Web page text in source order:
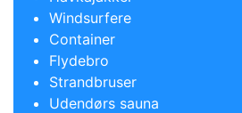
Windsurfere
Container
Flydebro
Strandbruser
Udendørs sauna